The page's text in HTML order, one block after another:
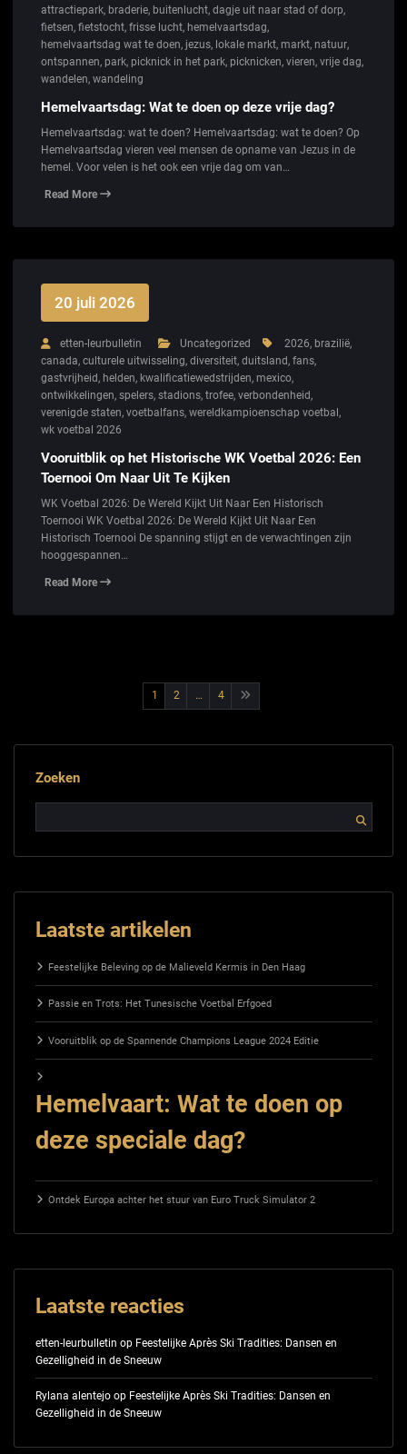
attractiepark, braderie, buitenlucht, dagje uit naar stad of dorp,
fietsen, fietstocht, frisse lucht, hemelvaartsdag,
hemelvaartsdag wat te doen, jezus, lokale markt, markt, natuur,
ontspannen, park, picknick in het park, picknicken, vieren, vrije dag,
wandelen, wandeling
Hemelvaartsdag: Wat te doen op deze vrije dag?
Hemelvaartsdag: wat te doen? Hemelvaartsdag: wat te doen? Op
Hemelvaartsdag vieren veel mensen de opname van Jezus in de
hemel. Voor velen is het ook een vrije dag om van…
Read More
20 juli 2026
etten-leurbulletin Uncategorized 2026, brazilië,
canada, culturele uitwisseling, diversiteit, duitsland, fans,
gastvrijheid, helden, kwalificatiewedstrijden, mexico,
ontwikkelingen, spelers, stadions, trofee, verbondenheid,
verenigde staten, voetbalfans, wereldkampioenschap voetbal,
wk voetbal 2026
Vooruitblik op het Historische WK Voetbal 2026: Een
Toernooi Om Naar Uit Te Kijken
WK Voetbal 2026: De Wereld Kijkt Uit Naar Een Historisch
Toernooi WK Voetbal 2026: De Wereld Kijkt Uit Naar Een
Historisch Toernooi De spanning stijgt en de verwachtingen zijn
hooggespannen…
Read More
Berichtnavigatie
1 2 … 4
Zoeken
Laatste artikelen
Feestelijke Beleving op de Malieveld Kermis in Den Haag
Passie en Trots: Het Tunesische Voetbal Erfgoed
Vooruitblik op de Spannende Champions League 2024 Editie
Hemelvaart: Wat te doen op
deze speciale dag?
Ontdek Europa achter het stuur van Euro Truck Simulator 2
Laatste reacties
etten-leurbulletin op Feestelijke Après Ski Tradities: Dansen en
Gezelligheid in de Sneeuw
Rylana alentejoop Feestelijke Après Ski Tradities: Dansen en
Gezelligheid in de Sneeuw